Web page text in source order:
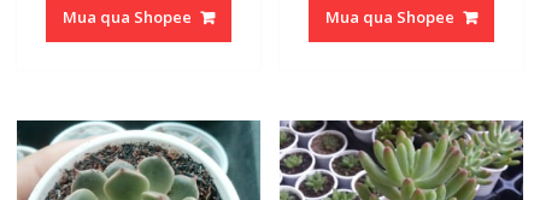
Mua qua Shopee Mua qua Shopee